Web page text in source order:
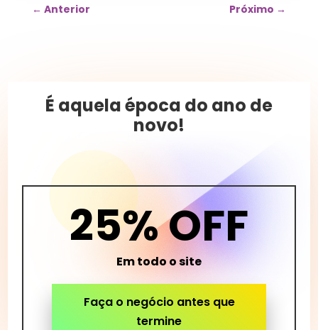
← Anterior Próximo →
É aquela época do ano de
novo!
25% OFF
Em todo o site
Faça o negócio antes que
termine